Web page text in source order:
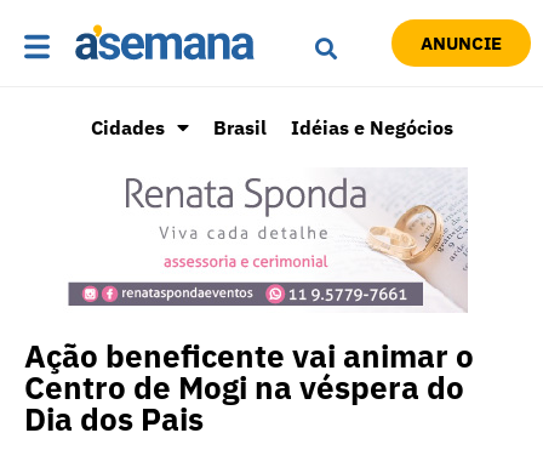
ANUNCIE
Cidades Brasil Idéias e Negócios
Ação beneficente vai animar o
Centro de Mogi na véspera do
Dia dos Pais